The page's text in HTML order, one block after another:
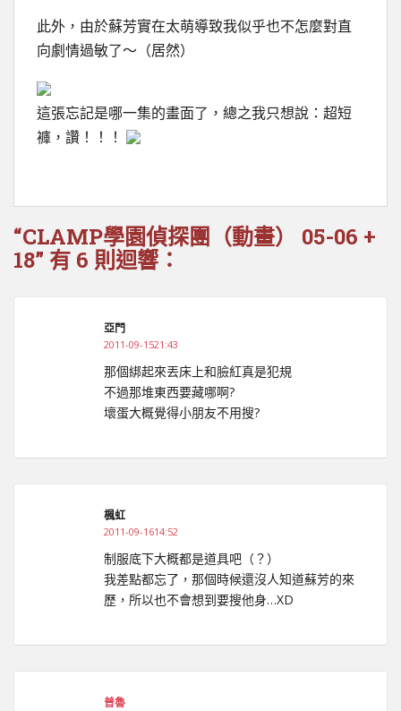
此外，由於蘇芳實在太萌導致我似乎也不怎麼對直
向劇情過敏了～（居然）
這張忘記是哪一集的畫面了，總之我只想說：超短
褲，讚！！！
“CLAMP學園偵探團（動畫） 05-06 +
18” 有 6 則迴響：
亞門
2011-09-1521:43
那個綁起來丟床上和臉紅真是犯規
不過那堆東西要藏哪啊?
壞蛋大概覺得小朋友不用搜?
楓虹
2011-09-1614:52
制服底下大概都是道具吧（？）
我差點都忘了，那個時候還沒人知道蘇芳的來
歷，所以也不會想到要搜他身…XD
普魯